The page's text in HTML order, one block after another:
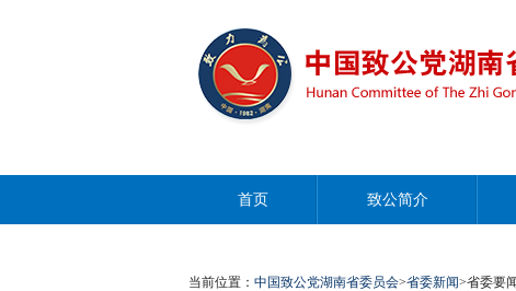
首页 致公简介
当前位置： 中国致公党湖南省委员会>省委新闻>省委要